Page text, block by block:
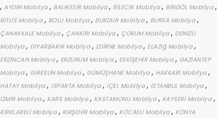
, AYDIN Mobilya, BALIKESİR Mobilya, BİLECİK Mobilya, BİNGÖL Mobilya,
BİTLİS Mobilya, BOLU Mobilya, BURDUR Mobilya, BURSA Mobilya,
ÇANAKKALE Mobilya, ÇANKIRI Mobilya, ÇORUM Mobilya, DENİZLİ
Mobilya, DİYARBAKIR Mobilya, EDİRNE Mobilya, ELAZIğ Mobilya,
ERZİNCAN Mobilya, ERZURUM Mobilya, ESKİŞEHİR Mobilya, GAZİANTEP
Mobilya, GİRESUN Mobilya, GÜMÜŞHANE Mobilya, HAKKARİ Mobilya,
HATAY Mobilya, ISPARTA Mobilya, İÇEL Mobilya, İSTANBUL Mobilya,
İZMİR Mobilya, KARS Mobilya, KASTAMONU Mobilya, KAYSERİ Mobilya,
KIRKLARELİ Mobilya, KIRŞEHİR Mobilya, KOCAELİ Mobilya, KONYA